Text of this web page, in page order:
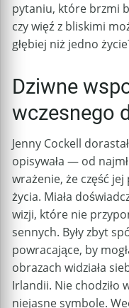
pytaniu, które brzmi
czy więź z bliskimi
głębiej niż jedno
Dziwne
wczesnego
Jenny Cockell
opisywała — od
wrażenie, że część
życia. Miała
wizji, które nie
sennych. Były zbyt
powracające, by
obrazach widziała
Irlandii. Nie chodziło
niejasne symbole.